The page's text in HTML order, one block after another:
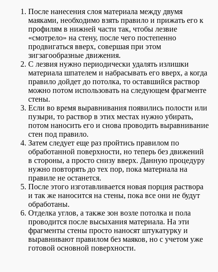
После нанесения слоя материала между двумя
маяками, необходимо взять правило и прижать его к
профилям в нижней части так, чтобы лезвие
«смотрело» на стену, после чего постепенно
продвигаться вверх, совершая при этом
зигзагообразные движения.
С лезвия нужно периодически удалять излишки
материала шпателем и набрасывать его вверх, а когда
правило дойдет до потолка, то оставшийся раствор
можно потом использовать на следующем фрагменте
стены.
Если во время выравнивания появились полости или
пузыри, то раствор в этих местах нужно убирать,
потом наносить его и снова проводить выравнивание
стен под правило.
Затем следует еще раз пройтись правилом по
обработанной поверхности, но теперь без движений
в стороны, а просто снизу вверх. Данную процедуру
нужно повторять до тех пор, пока материала на
правиле не останется.
После этого изготавливается новая порция раствора
и так же наносится на стены, пока все они не будут
обработаны.
Отделка углов, а также зон возле потолка и пола
проводится после высыхания материала. На эти
фрагменты стены просто наносят штукатурку и
выравнивают правилом без маяков, но с учетом уже
готовой основной поверхности.